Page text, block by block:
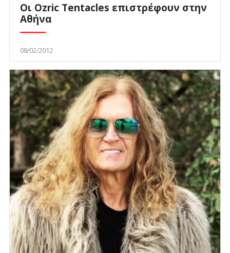
Οι Ozric Tentacles επιστρέφουν στην
Αθήνα
08/02/2012